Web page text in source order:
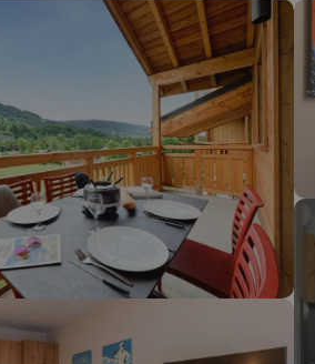
Tente modificar o destino.
a sua bússola, estará de volta.